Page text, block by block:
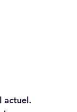
actuel.